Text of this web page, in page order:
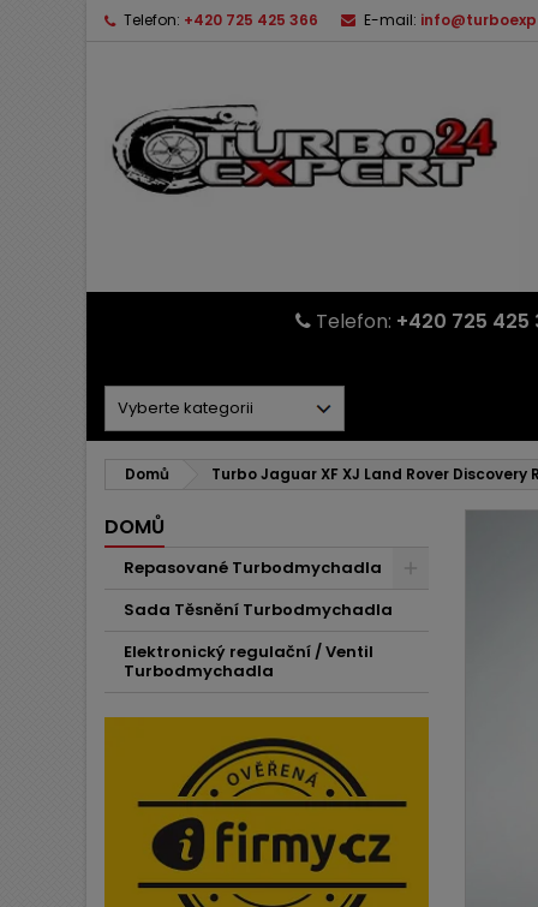
Telefon: +420 725 425 366 E-mail:
Telefon: +420 725 425
Domů Turbo Jaguar XF XJ Land Rover Discovery
DOMŮ
Repasované Turbodmychadla
Sada Těsnění Turbodmychadla
Elektronický regulační / Ventil
Turbodmychadla